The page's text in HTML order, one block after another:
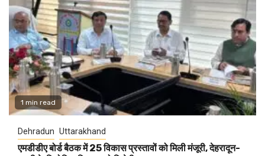
1 min read
Dehradun Uttarakhand
एमडीडीए बोर्ड बैठक में 25 विकास प्रस्तावों को मिली मंजूरी, देहरादून-